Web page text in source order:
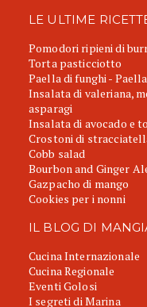
LE ULTIME
Pomodori ripieni di
Torta pasticciotto
Paella di funghi -
Insalata di valeriana,
asparagi
Insalata di avocado e
Crostoni di
Cobb salad
Bourbon and Ginger
Gazpacho di mango
Cookies per i nonni
IL BLOG DI
Cucina Internazionale
Cucina Regionale
Eventi Golosi
I segreti di Marina